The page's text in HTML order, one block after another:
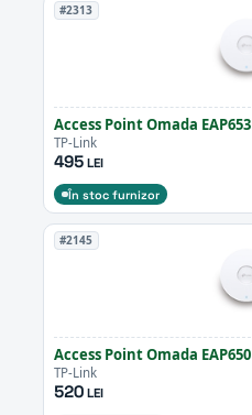
#2313
Access Point Omada EAP653
TP-Link
495LEI
În stoc furnizor
#2145
Access Point Omada EAP650
TP-Link
520LEI